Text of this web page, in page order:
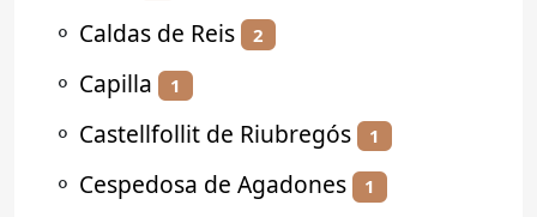
⚬ Caldas de Reis 2
⚬ Capilla 1
⚬ Castellfollit de Riubregós 1
⚬ Cespedosa de Agadones 1